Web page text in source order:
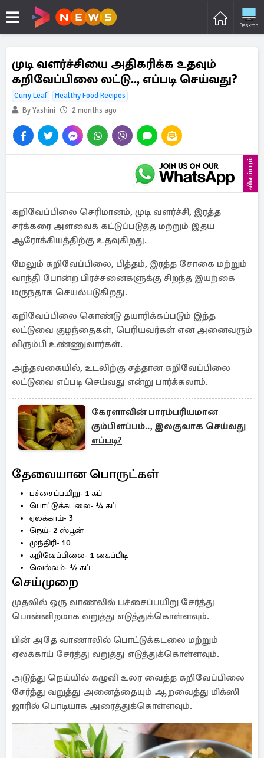
Desktop
முடி வளர்ச்சியை அதிகரிக்க உதவும்
கறிவேப்பிலை லட்டு.., எப்படி செய்வது?
Curry Leaf
Healthy Food Recipes
By Yashini
2 months ago
விளம்பரம்
கறிவேப்பிலை செரிமானம், முடி வளர்ச்சி, இரத்த
சர்க்கரை அளவைக் கட்டுப்படுத்த மற்றும் இதய
ஆரோக்கியத்திற்கு உதவுகிறது.
மேலும் கறிவேப்பிலை, பித்தம், இரத்த சோகை மற்றும்
வாந்தி போன்ற பிரச்சனைகளுக்கு சிறந்த இயற்கை
மருந்தாக செயல்படுகிறது.
கறிவேப்பிலை கொண்டு தயாரிக்கப்படும் இந்த
லட்டுவை குழந்தைகள், பெரியவர்கள் என அனைவரும்
விரும்பி உண்ணுவார்கள்.
அந்தவகையில், உடலிற்கு சத்தான கறிவேப்பிலை
லட்டுவை எப்படி செய்வது என்று பார்க்கலாம்.
கேரளாவின் பாரம்பரியமான
கும்பிளப்பம்.., இலகுவாக செய்வது
எப்படி?
தேவையான பொருட்கள்
பச்சைப்பயிறு- 1 கப்
பொட்டுக்கடலை- ¼ கப்
ஏலக்காய்- 3
நெய்- 2 ஸ்பூன்
முந்திரி- 10
கறிவேப்பிலை- 1 கைப்பிடி
வெல்லம்- ½ கப்
செய்முறை
முதலில் ஒரு வாணலில் பச்சைப்பயிறு சேர்த்து
பொன்னிறமாக வறுத்து எடுத்துக்கொள்ளவும்.
பின் அதே வாணாலில் பொட்டுக்கடலை மற்றும்
ஏலக்காய் சேர்த்து வறுத்து எடுத்துக்கொள்ளவும்.
அடுத்து நெய்யில் கழுவி உலர வைத்த கறிவேப்பிலை
சேர்த்து வறுத்து அனைத்தையும் ஆறவைத்து மிக்ஸி
ஜாரில் பொடியாக அரைத்துக்கொள்ளவும்.